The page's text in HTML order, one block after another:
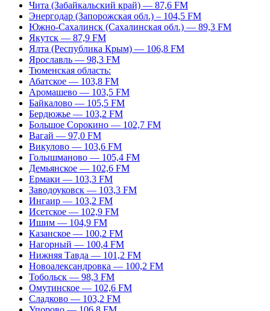
Чита (Забайкальский край) — 87,6 FM
Энергодар (Запорожская обл.) – 104,5 FM
Южно-Сахалинск (Сахалинская обл.) — 89,3 FM
Якутск — 87,9 FM
Ялта (Республика Крым) — 106,8 FM
Ярославль — 98,3 FM
Тюменская область:
Абатское — 103,8 FM
Аромашево — 103,5 FM
Байкалово — 105,5 FM
Бердюжье — 103,2 FM
Большое Сорокино — 102,7 FM
Вагай — 97,0 FM
Викулово — 103,6 FM
Голышманово — 105,4 FM
Демьянское — 102,6 FM
Ермаки — 103,3 FM
Заводоуковск — 103,3 FM
Ингаир — 103,2 FM
Исетское — 102,9 FM
Ишим — 104,9 FM
Казанское — 100,2 FM
Нагорный — 100,4 FM
Нижняя Тавда — 101,2 FM
Новоалександровка — 100,2 FM
Тобольск — 98,3 FM
Омутинское — 102,6 FM
Сладково — 103,2 FM